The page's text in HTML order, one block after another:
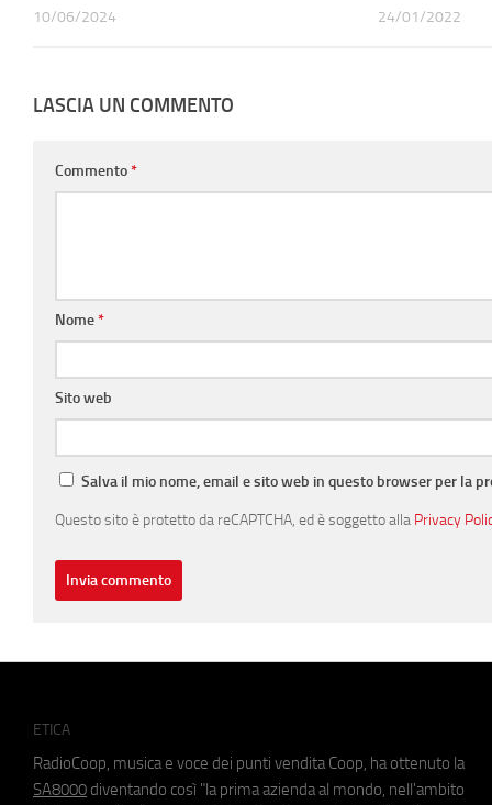
10/06/2024 24/01/2022
LASCIA UN COMMENTO
Commento*
Nome*
Sito web
Salva il mio nome, email e sito web in questo browser per la
Questo sito è protetto da reCAPTCHA, ed è soggetto alla Privacy
ETICA
RadioCoop, musica e voce dei punti vendita Coop, ha ottenuto la
SA8000 diventando così "la prima azienda al mondo, nell'ambito